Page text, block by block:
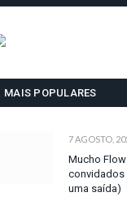
MAIS POPULARES
7 AGOSTO,
Mucho
convidados
uma saída)